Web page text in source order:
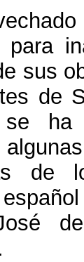
para
sus
de
se ha
de